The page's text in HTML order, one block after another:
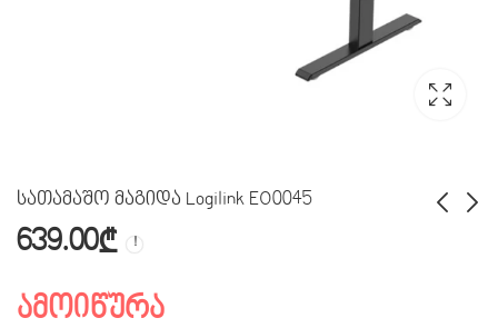
სათამაშო მაგიდა Logilink EO0045
639.00₾
ამოიწურა